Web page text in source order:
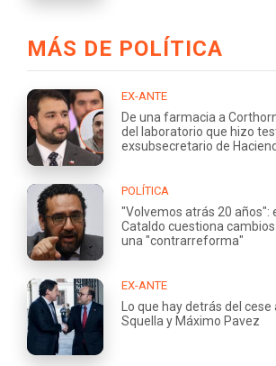
MÁS DE POLÍTICA
EX-ANTE
De una farmacia a
del laboratorio que hizo
exsubsecretario de
POLÍTICA
"Volvemos atrás 20 años":
Cataldo cuestiona
una "contrarreforma"
EX-ANTE
Lo que hay detrás del
Squella y Máximo Pavez